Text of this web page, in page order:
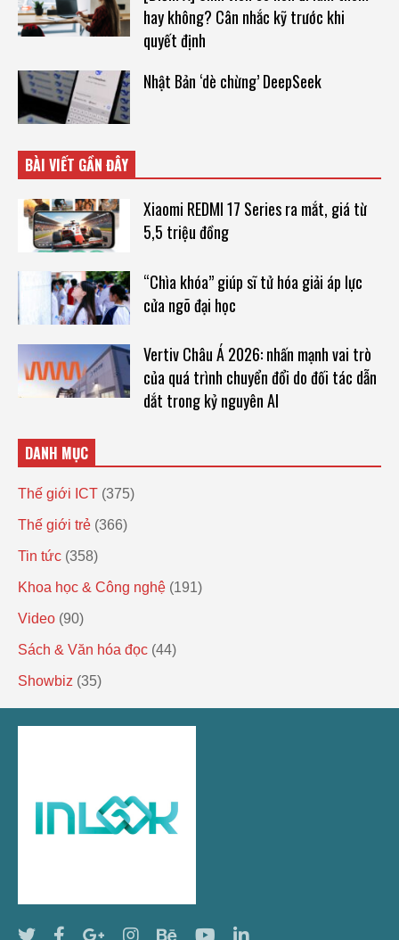
hay không? Cân nhắc kỹ trước khi
quyết định
Nhật Bản ‘dè chừng’ DeepSeek
BÀI VIẾT GẦN ĐÂY
Xiaomi REDMI 17 Series ra mắt, giá từ
5,5 triệu đồng
“Chìa khóa” giúp sĩ tử hóa giải áp lực
cửa ngõ đại học
Vertiv Châu Á 2026: nhấn mạnh vai trò
của quá trình chuyển đổi do đối tác dẫn
dắt trong kỷ nguyên AI
DANH MỤC
Thế giới ICT (375)
Thế giới trẻ (366)
Tin tức (358)
Khoa học & Công nghệ (191)
Video (90)
Sách & Văn hóa đọc (44)
Showbiz (35)